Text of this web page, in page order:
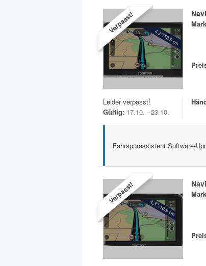
Verpasst!
Leider verpasst!
Gültig: 17.10. - 23.10.
Fahrspurassistent Software-
Verpasst!